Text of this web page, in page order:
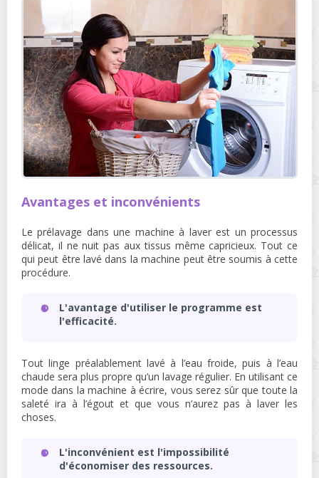
Avantages et inconvénients
Le prélavage dans une machine à laver est un processus
délicat, il ne nuit pas aux tissus même capricieux. Tout ce
qui peut être lavé dans la machine peut être soumis à cette
procédure.
L'avantage d'utiliser le programme est
l'efficacité.
Tout linge préalablement lavé à l’eau froide, puis à l’eau
chaude sera plus propre qu’un lavage régulier. En utilisant ce
mode dans la machine à écrire, vous serez sûr que toute la
saleté ira à l’égout et que vous n’aurez pas à laver les
choses.
L'inconvénient est l'impossibilité
d'économiser des ressources.